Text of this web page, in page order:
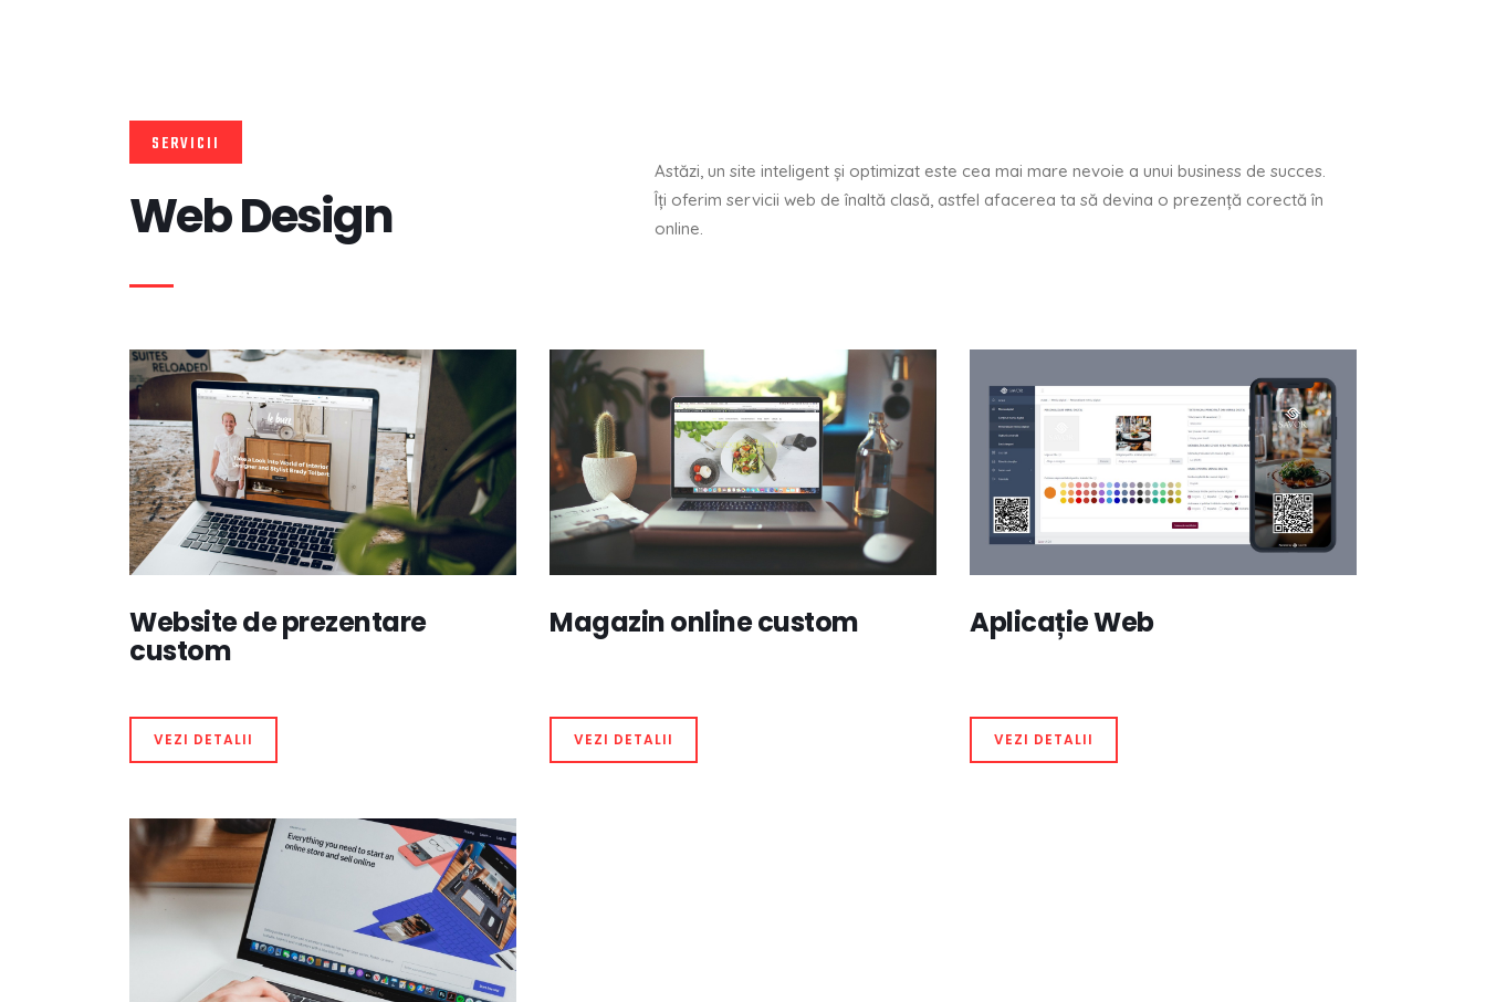
SERVICII
Web Design
Astăzi, un site inteligent și optimizat este cea mai mare nevoie a unui business de succes.
Îți oferim servicii web de înaltă clasă, astfel afacerea ta să devina o prezență corectă în
online.
Website de prezentare
custom
VEZI DETALII
Magazin online custom
VEZI DETALII
Aplicație Web
VEZI DETALII